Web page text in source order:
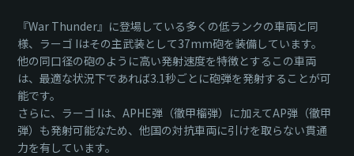
『War Thunder』に登場している多くの低ランクの車両と同
様、ラーゴ Iはその主武装として37mm砲を装備しています。
他の同口径の砲のように高い発射速度を特徴とするこの車両
は、最適な状況下であれば3.1秒ごとに砲弾を発射することが可
能です。
さらに、ラーゴ Iは、APHE弾（徹甲榴弾）に加えてAP弾（徹甲
弾）も発射可能なため、他国の対抗車両に引けを取らない貫通
力を有しています。